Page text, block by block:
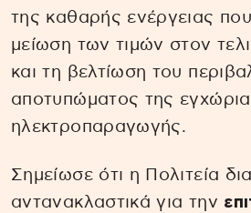
της καθαρής ενέργειας
μείωση των τιμών στον
και τη βελτίωση του
αποτυπώματος της
ηλεκτροπαραγωγής.
Σημείωσε ότι η Πολιτεία
αντανακλαστικά για την